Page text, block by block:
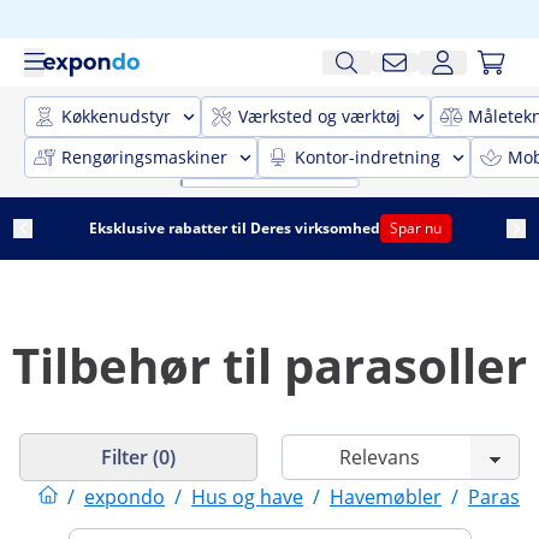
Køkkenudstyr Værksted og værktøj
Rengøringsmaskiner
Kontor-indretning
Eksklusive rabatter til Deres virksomhed Spar nu
Tilbehør til parasoller
/ expondo / Hus og have / Havemøbler /
Filter (0)